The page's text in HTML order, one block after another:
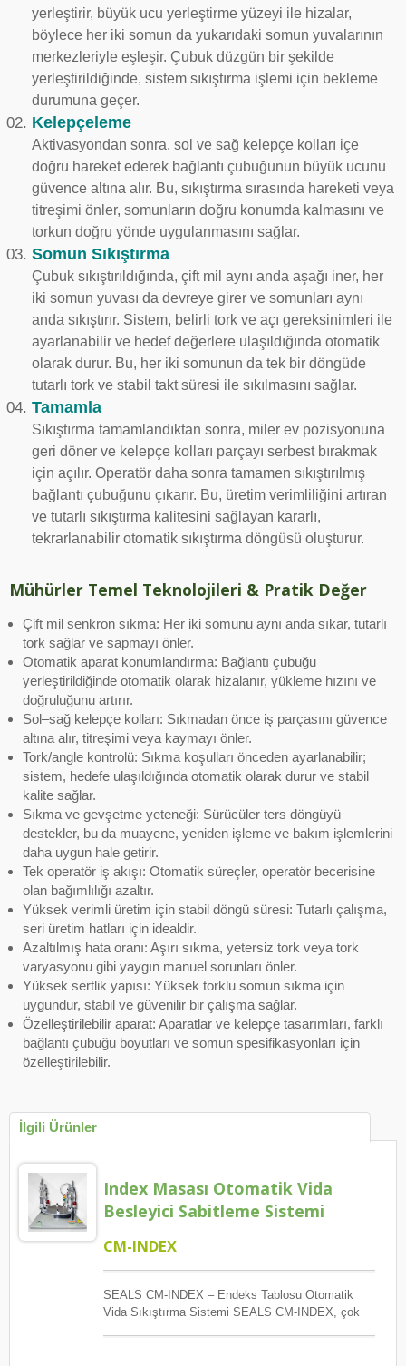
yerleştirir, büyük ucu yerleştirme yüzeyi ile hizalar,
böylece her iki somun da yukarıdaki somun yuvalarının
merkezleriyle eşleşir. Çubuk düzgün bir şekilde
yerleştirildiğinde, sistem sıkıştırma işlemi için bekleme
durumuna geçer.
Kelepçeleme
Aktivasyondan sonra, sol ve sağ kelepçe kolları içe
doğru hareket ederek bağlantı çubuğunun büyük ucunu
güvence altına alır. Bu, sıkıştırma sırasında hareketi veya
titreşimi önler, somunların doğru konumda kalmasını ve
torkun doğru yönde uygulanmasını sağlar.
Somun Sıkıştırma
Çubuk sıkıştırıldığında, çift mil aynı anda aşağı iner, her
iki somun yuvası da devreye girer ve somunları aynı
anda sıkıştırır. Sistem, belirli tork ve açı gereksinimleri ile
ayarlanabilir ve hedef değerlere ulaşıldığında otomatik
olarak durur. Bu, her iki somunun da tek bir döngüde
tutarlı tork ve stabil takt süresi ile sıkılmasını sağlar.
Tamamla
Sıkıştırma tamamlandıktan sonra, miler ev pozisyonuna
geri döner ve kelepçe kolları parçayı serbest bırakmak
için açılır. Operatör daha sonra tamamen sıkıştırılmış
bağlantı çubuğunu çıkarır. Bu, üretim verimliliğini artıran
ve tutarlı sıkıştırma kalitesini sağlayan kararlı,
tekrarlanabilir otomatik sıkıştırma döngüsü oluşturur.
Mühürler Temel Teknolojileri & Pratik Değer
Çift mil senkron sıkma: Her iki somunu aynı anda sıkar, tutarlı
tork sağlar ve sapmayı önler.
Otomatik aparat konumlandırma: Bağlantı çubuğu
yerleştirildiğinde otomatik olarak hizalanır, yükleme hızını ve
doğruluğunu artırır.
Sol–sağ kelepçe kolları: Sıkmadan önce iş parçasını güvence
altına alır, titreşimi veya kaymayı önler.
Tork/angle kontrolü: Sıkma koşulları önceden ayarlanabilir;
sistem, hedefe ulaşıldığında otomatik olarak durur ve stabil
kalite sağlar.
Sıkma ve gevşetme yeteneği: Sürücüler ters döngüyü
destekler, bu da muayene, yeniden işleme ve bakım işlemlerini
daha uygun hale getirir.
Tek operatör iş akışı: Otomatik süreçler, operatör becerisine
olan bağımlılığı azaltır.
Yüksek verimli üretim için stabil döngü süresi: Tutarlı çalışma,
seri üretim hatları için idealdir.
Azaltılmış hata oranı: Aşırı sıkma, yetersiz tork veya tork
varyasyonu gibi yaygın manuel sorunları önler.
Yüksek sertlik yapısı: Yüksek torklu somun sıkma için
uygundur, stabil ve güvenilir bir çalışma sağlar.
Özelleştirilebilir aparat: Aparatlar ve kelepçe tasarımları, farklı
bağlantı çubuğu boyutları ve somun spesifikasyonları için
özelleştirilebilir.
İlgili Ürünler
Index Masası Otomatik Vida
Besleyici Sabitleme Sistemi
CM-INDEX
SEALS CM-INDEX – Endeks Tablosu Otomatik
Vida Sıkıştırma Sistemi SEALS CM-INDEX, çok